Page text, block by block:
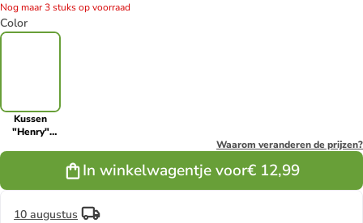
Nog maar 3 stuks op voorraad
Color
Kussen
"Henry"
Waarom veranderen de prijzen?
In winkelwagentje voor€ 12,99
10 augustus